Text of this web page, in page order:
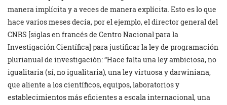
manera implícita y a veces de manera explícita. Esto es lo que
hace varios meses decía, por el ejemplo, el director general del
CNRS [siglas en francés de Centro Nacional para la
Investigación Científica] para justificar la ley de programación
plurianual de investigación: “Hace falta una ley ambiciosa, no
igualitaria (sí, no igualitaria), una ley virtuosa y darwiniana,
que aliente a los científicos, equipos, laboratorios y
establecimientos más eficientes a escala internacional, una